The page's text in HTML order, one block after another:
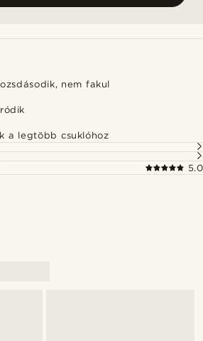
nem fakul
a legtöbb csuklóhoz
5.0